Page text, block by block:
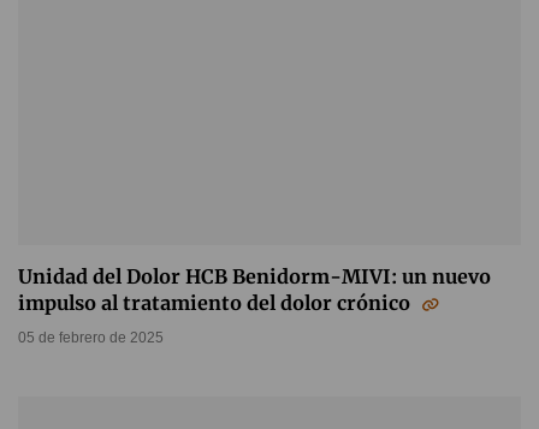
Unidad del Dolor HCB Benidorm-MIVI: un nuevo
impulso al tratamiento del dolor crónico
05 de febrero de 2025